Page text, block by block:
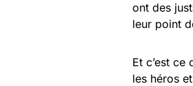
ont des
leur point
Et c’est
les héros